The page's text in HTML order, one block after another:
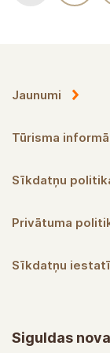
Jaunumi
Tūrisma
Sīkdatņu
Privātuma
Sīkdatņu
Siguldas